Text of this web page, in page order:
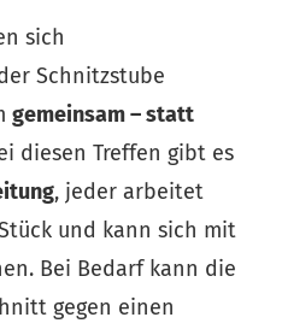
sich
Schnitzstube
gemeinsam – statt
diesen Treffen gibt es
, jeder arbeitet
und kann sich mit
Bei Bedarf kann die
gegen einen